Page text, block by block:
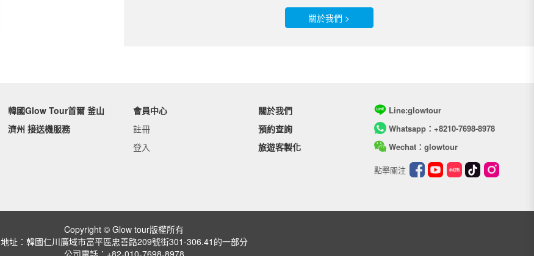
關於我們 >
韓國Glow Tour首爾 釜山
濟州 接送機服務
會員中心
註冊
登入
關於我們
預約查詢
旅遊客製化
Line:glowtour
Whatsapp：+8210-7698-8978
Wechat：glowtour
點擊關注
Copyright © Glow tour版權所有
地址：韓國仁川廣域市富平區忠善路209號街301-306.41的一部分
公司電話：+82-010-7698-8978